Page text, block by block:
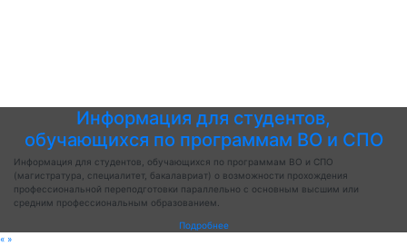
Информация для студентов,
обучающихся по программам ВО и СПО
Информация для студентов, обучающихся по программам ВО и СПО
(магистратура, специалитет, бакалавриат) о возможности прохождения
профессиональной переподготовки параллельно с основным высшим или
средним профессиональным образованием.
Подробнее
« »